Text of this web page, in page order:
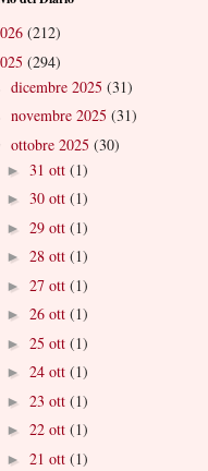
(212)
(294)
dicembre 2025 (31)
novembre 2025 (31)
ottobre 2025 (30)
► 31 ott (1)
► 30 ott (1)
► 29 ott (1)
► 28 ott (1)
► 27 ott (1)
► 26 ott (1)
► 25 ott (1)
► 24 ott (1)
► 23 ott (1)
► 22 ott (1)
► 21 ott (1)